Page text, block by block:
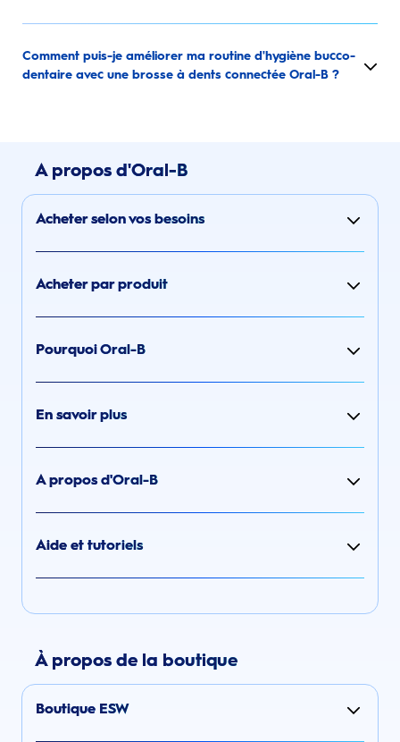
Comment puis-je améliorer ma routine d'hygiène bucco-
dentaire avec une brosse à dents connectée Oral-B ?
A propos d'Oral-B
Acheter selon vos besoins
Acheter par produit
Pourquoi Oral-B
En savoir plus
A propos d'Oral-B
Aide et tutoriels
À propos de la boutique
Boutique ESW